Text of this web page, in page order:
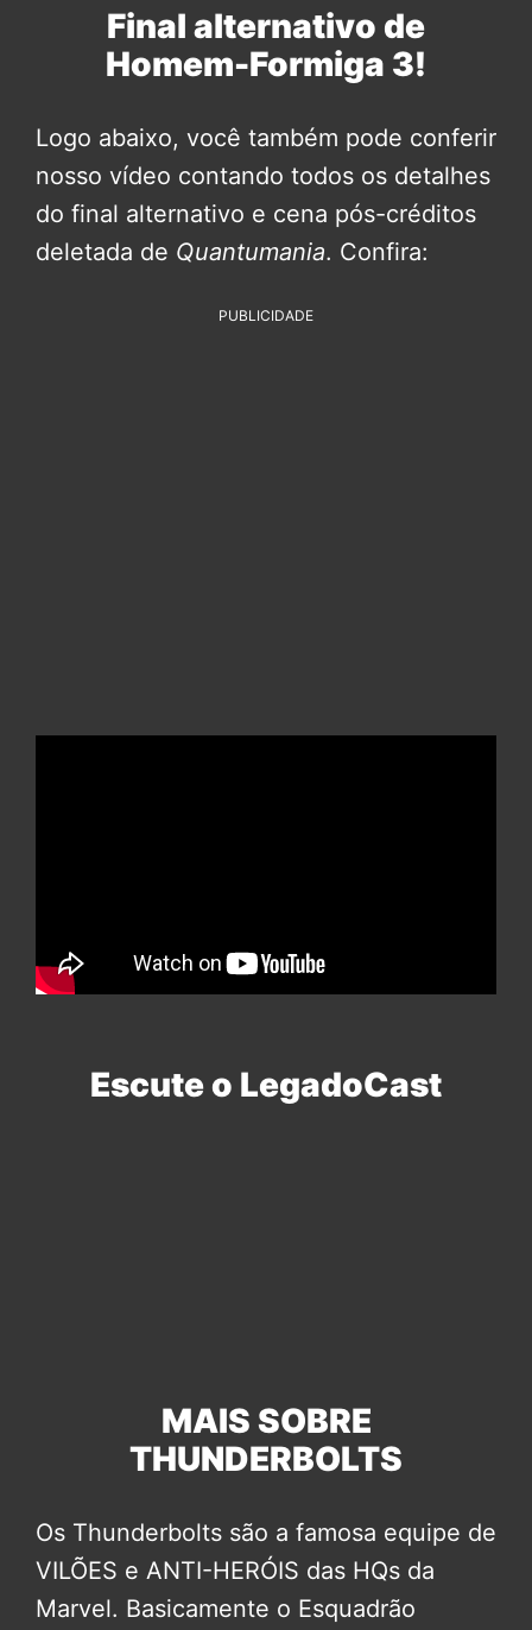
Final alternativo de
Homem-Formiga 3!
Logo abaixo, você também pode conferir
nosso vídeo contando todos os detalhes
do final alternativo e cena pós-créditos
deletada de Quantumania. Confira:
PUBLICIDADE
Escute o LegadoCast
MAIS SOBRE
THUNDERBOLTS
Os Thunderbolts são a famosa equipe de
VILÕES e ANTI-HERÓIS das HQs da
Marvel. Basicamente o Esquadrão